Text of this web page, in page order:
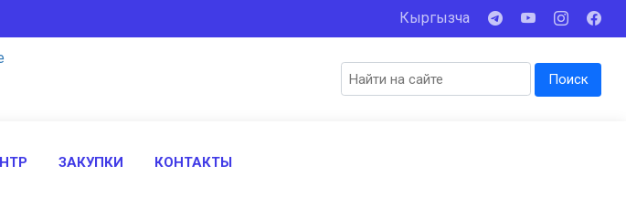
Кыргызча
Поиск
ЗАКУПКИ КОНТАКТЫ